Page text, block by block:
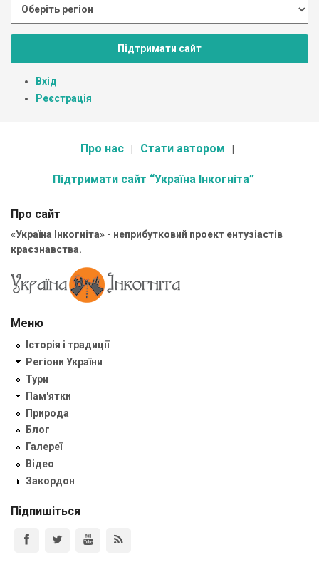
Підтримати сайт
Вхід
Реєстрація
Про нас Стати автором
Підтримати сайт “Україна Інкогніта”
Про сайт
«Україна Інкогніта» - неприбутковий проект ентузіастів
краєзнавства.
Меню
Історія і традиції
Регіони України
Тури
Пам'ятки
Природа
Блог
Галереї
Відео
Закордон
Підпишіться